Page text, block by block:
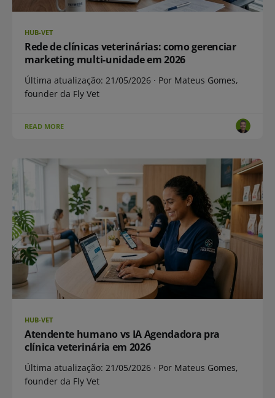
HUB-VET
Rede de clínicas veterinárias: como gerenciar
marketing multi-unidade em 2026
Última atualização: 21/05/2026 · Por Mateus Gomes,
founder da Fly Vet
READ MORE
HUB-VET
Atendente humano vs IA Agendadora pra
clínica veterinária em 2026
Última atualização: 21/05/2026 · Por Mateus Gomes,
founder da Fly Vet